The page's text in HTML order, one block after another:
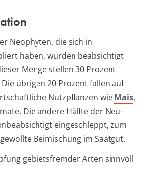
Neophyten, die sich in
haben, wurden beabsichtigt
Menge stellen 30 Prozent
übrigen 20 Prozent fallen auf
Nutzpflanzen wie Mais,
Die andere Hälfte der Neu-
eingeschleppt, zum
Beimischung im Saatgut.
gebietsfremder Arten sinnvoll